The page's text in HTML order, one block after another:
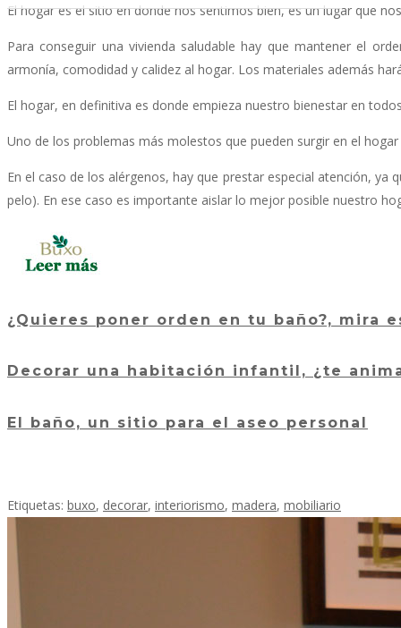
El hogar es el sitio en donde nos sentimos bien, es un lugar que
Para conseguir una vivienda saludable hay que mantener el
armonía, comodidad y calidez al hogar. Los materiales además
El hogar, en definitiva es donde empieza nuestro bienestar en
Uno de los problemas más molestos que pueden surgir en el
En el caso de los alérgenos, hay que prestar especial atención,
pelo). En ese caso es importante aislar lo mejor posible nuestro
¿Quieres poner orden en tu baño?, mira
Decorar una habitación infantil, ¿te
El baño, un sitio para el aseo personal
Etiquetas: buxo, decorar, interiorismo, madera, mobiliario